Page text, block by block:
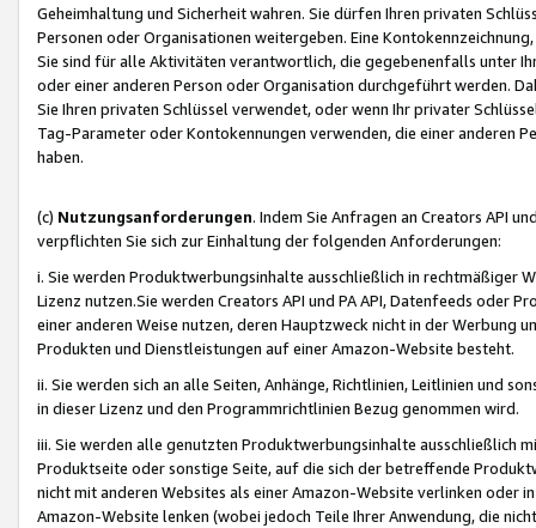
Geheimhaltung und Sicherheit wahren. Sie dürfen Ihren privaten
Personen oder Organisationen weitergeben. Eine
Sie sind für alle Aktivitäten verantwortlich, die gegebenenfalls unter
oder einer anderen Person oder Organisation durchgeführt werden.
Sie Ihren privaten Schlüssel verwendet, oder wenn Ihr privater
Tag-Parameter oder Kontokennungen verwenden, die einer anderen
haben.
(c) Nutzungsanforderungen. Indem Sie Anfragen an Creators API
verpflichten Sie sich zur Einhaltung der folgenden Anforderungen:
i. Sie werden Produktwerbungsinhalte ausschließlich in rechtmäßiger
Lizenz nutzen.Sie werden Creators API und PA API, Datenfeeds oder
einer anderen Weise nutzen, deren Hauptzweck nicht in der Werbung
Produkten und Dienstleistungen auf einer Amazon-Website besteht.
ii. Sie werden sich an alle Seiten, Anhänge, Richtlinien, Leitlinien und
in dieser Lizenz und den Programmrichtlinien Bezug genommen wird.
iii. Sie werden alle genutzten Produktwerbungsinhalte ausschließlich
Produktseite oder sonstige Seite, auf die sich der betreffende
nicht mit anderen Websites als einer Amazon-Website verlinken oder
Amazon-Website lenken (wobei jedoch Teile Ihrer Anwendung, die